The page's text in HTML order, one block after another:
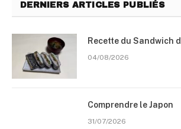
DERNIERS ARTICLES PUBLIÉS
Recette du Sandwich
04/08/2026
Comprendre le Japon
31/07/2026